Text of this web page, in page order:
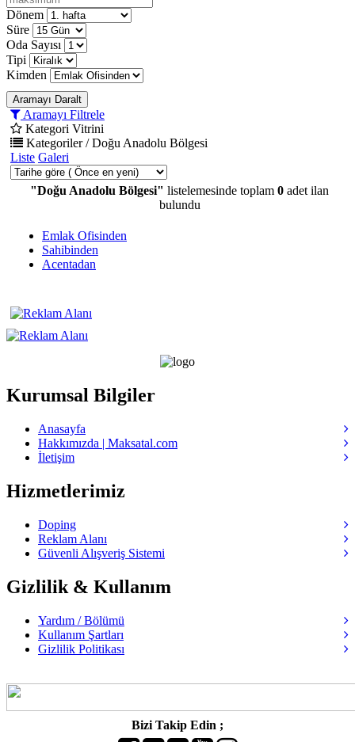
Dönem
Süre
Oda Sayısı
Tipi
Kimden
Aramayı Daralt
Aramayı Filtrele
Kategori Vitrini
Kategoriler / Doğu Anadolu Bölgesi
Liste Galeri
"Doğu Anadolu Bölgesi" listelemesinde toplam 0 adet ilan
bulundu
Emlak Ofisinden
Sahibinden
Acentadan
Kurumsal Bilgiler
Anasayfa
Hakkımızda | Maksatal.com
İletişim
Hizmetlerimiz
Doping
Reklam Alanı
Güvenli Alışveriş Sistemi
Gizlilik & Kullanım
Yardım / Bölümü
Kullanım Şartları
Gizlilik Politikası
Bizi Takip Edin ;